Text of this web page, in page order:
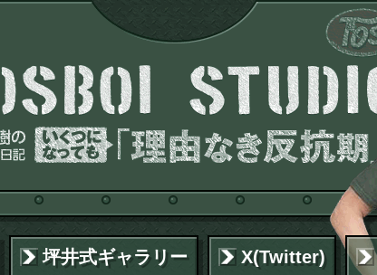
坪井式ギャラリー X(Twitter)